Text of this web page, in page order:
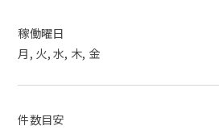
稼働曜日
月, 火, 水, 木, 金
件数目安